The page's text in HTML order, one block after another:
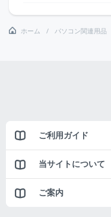
ホーム パソコン関連用品
ご利用ガイド
当サイトについて
ご案内